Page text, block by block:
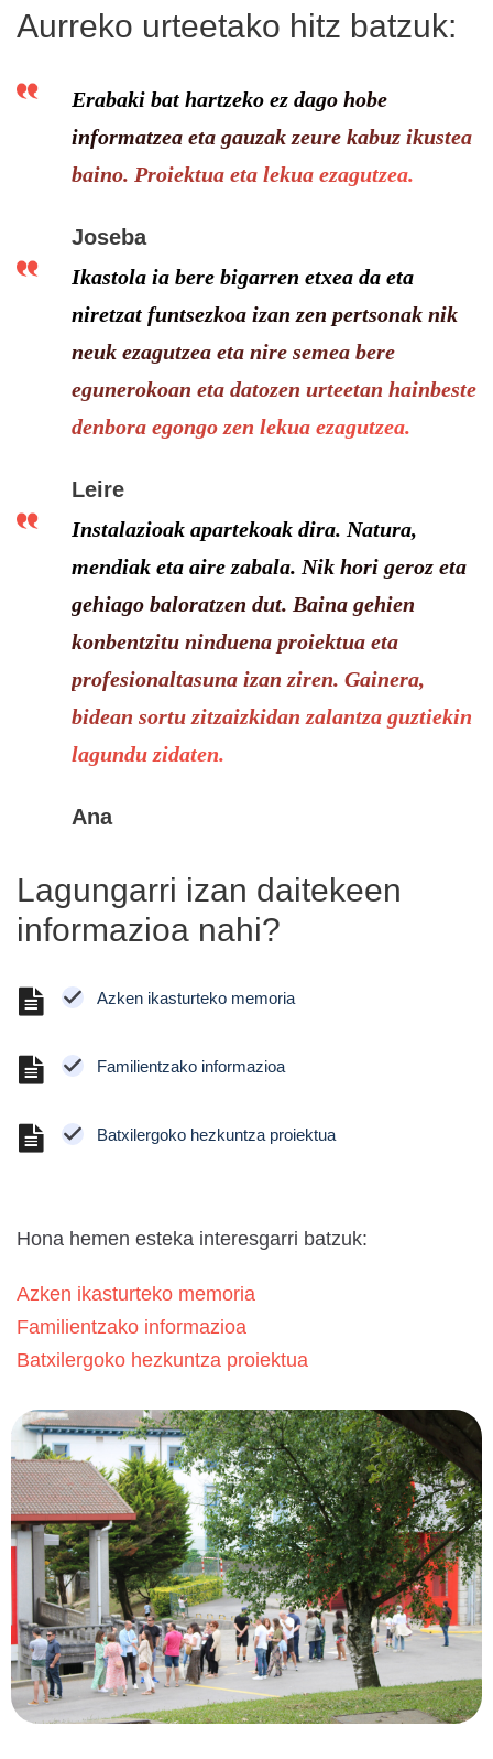
Aurreko urteetako hitz batzuk:
Erabaki bat hartzeko ez dago hobe
informatzea eta gauzak zeure kabuz ikustea
baino. Proiektua eta lekua ezagutzea.
Joseba
Ikastola ia bere bigarren etxea da eta
niretzat funtsezkoa izan zen pertsonak nik
neuk ezagutzea eta nire semea bere
egunerokoan eta datozen urteetan hainbeste
denbora egongo zen lekua ezagutzea.
Leire
Instalazioak apartekoak dira. Natura,
mendiak eta aire zabala. Nik hori geroz eta
gehiago baloratzen dut. Baina gehien
konbentzitu ninduena proiektua eta
profesionaltasuna izan ziren. Gainera,
bidean sortu zitzaizkidan zalantza guztiekin
lagundu zidaten.
Ana
Lagungarri izan daitekeen
informazioa nahi?
Azken ikasturteko memoria
Familientzako informazioa
Batxilergoko hezkuntza proiektua
Hona hemen esteka interesgarri batzuk:
Azken ikasturteko memoria
Familientzako informazioa
Batxilergoko hezkuntza proiektua